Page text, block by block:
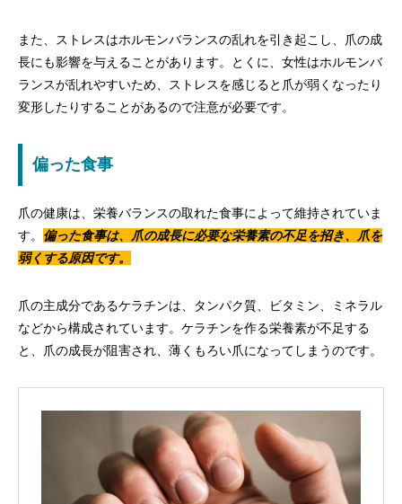
また、ストレスはホルモンバランスの乱れを引き起こし、爪の成
長にも影響を与えることがあります。とくに、女性はホルモンバ
ランスが乱れやすいため、ストレスを感じると爪が弱くなったり
変形したりすることがあるので注意が必要です。
偏った食事
爪の健康は、栄養バランスの取れた食事によって維持されていま
す。 偏った食事は、爪の成長に必要な栄養素の不足を招き、爪を
弱くする原因です。
爪の主成分であるケラチンは、タンパク質、ビタミン、ミネラル
などから構成されています。ケラチンを作る栄養素が不足する
と、爪の成長が阻害され、薄くもろい爪になってしまうのです。